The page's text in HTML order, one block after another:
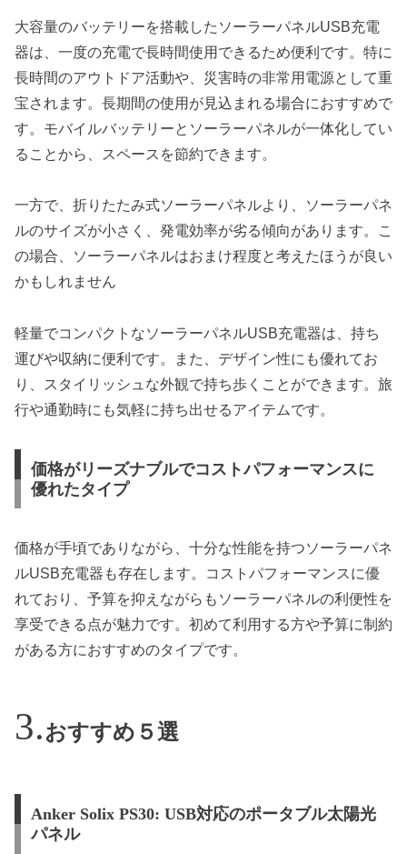
大容量のバッテリーを搭載したソーラーパネルUSB充電
器は、一度の充電で長時間使用できるため便利です。特に
長時間のアウトドア活動や、災害時の非常用電源として重
宝されます。長期間の使用が見込まれる場合におすすめで
す。モバイルバッテリーとソーラーパネルが一体化してい
ることから、スペースを節約できます。
一方で、折りたたみ式ソーラーパネルより、ソーラーパネ
ルのサイズが小さく、発電効率が劣る傾向があります。こ
の場合、ソーラーパネルはおまけ程度と考えたほうが良い
かもしれません
軽量でコンパクトなソーラーパネルUSB充電器は、持ち
運びや収納に便利です。また、デザイン性にも優れてお
り、スタイリッシュな外観で持ち歩くことができます。旅
行や通勤時にも気軽に持ち出せるアイテムです。
価格がリーズナブルでコストパフォーマンスに
優れたタイプ
価格が手頃でありながら、十分な性能を持つソーラーパネ
ルUSB充電器も存在します。コストパフォーマンスに優
れており、予算を抑えながらもソーラーパネルの利便性を
享受できる点が魅力です。初めて利用する方や予算に制約
がある方におすすめのタイプです。
おすすめ５選
Anker Solix PS30: USB対応のポータブル太陽光
パネル